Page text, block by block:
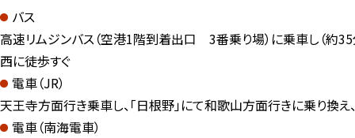
バス
高速リムジンバス（空港1階到着出口 3番乗り場）に乗車し（約35
西に徒歩すぐ
電車（JR）
天王寺方面行き乗車し、「日根野」にて和歌山方面行きに乗り換え
電車（南海電車）